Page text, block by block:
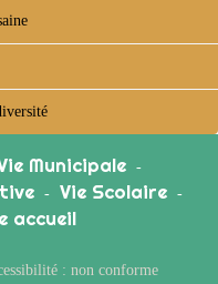
Municipale -
- Vie Scolaire -
accueil
: non conforme